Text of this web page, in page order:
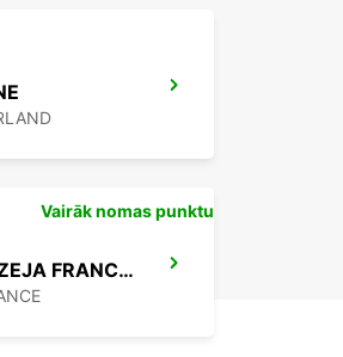
ŽENEVA LIDOSTA (IZEJA FRANCIJA)
Vairāk nomas punktu